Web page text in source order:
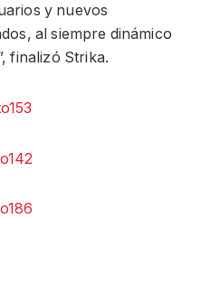
y nuevos
al siempre dinámico
finalizó Strika.